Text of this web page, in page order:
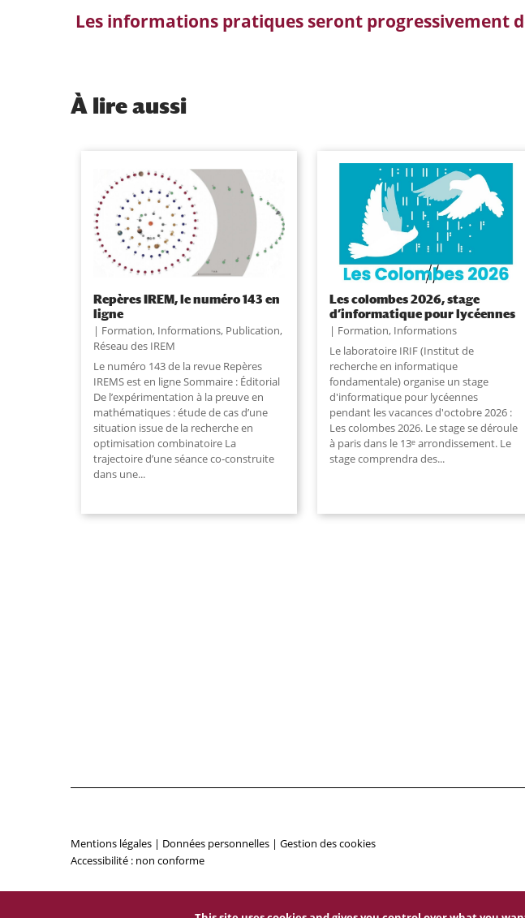
Les informations pratiques seront progressivement
À lire aussi
Repères IREM, le numéro 143 en
ligne
Formation, Informations, Publication,
Réseau des IREM
Le numéro 143 de la revue Repères
IREMS est en ligne Sommaire : Éditorial
De l’expérimentation à la preuve en
mathématiques : étude de cas d’une
situation issue de la recherche en
optimisation combinatoire La
trajectoire d’une séance co-construite
dans une...
Les colombes 2026, stage
d’informatique pour lycéennes
Formation, Informations
Le laboratoire IRIF (Institut de
recherche en informatique
fondamentale) organise un stage
d'informatique pour lycéennes
pendant les vacances d'octobre 2026 :
Les colombes 2026. Le stage se déroule
à paris dans le 13ᵉ arrondissement. Le
stage comprendra des...
Mentions légales | Données personnelles | Gestion des cookies
Accessibilité : non conforme